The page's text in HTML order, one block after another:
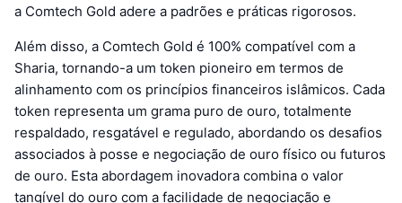
a Comtech Gold adere a padrões e práticas rigorosos.
Além disso, a Comtech Gold é 100% compatível com a
Sharia, tornando-a um token pioneiro em termos de
alinhamento com os princípios financeiros islâmicos. Cada
token representa um grama puro de ouro, totalmente
respaldado, resgatável e regulado, abordando os desafios
associados à posse e negociação de ouro físico ou futuros
de ouro. Esta abordagem inovadora combina o valor
tangível do ouro com a facilidade de negociação e